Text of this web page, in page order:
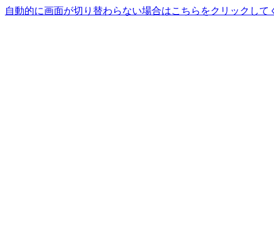
自動的に画面が切り替わらない場合はこちらをクリックして